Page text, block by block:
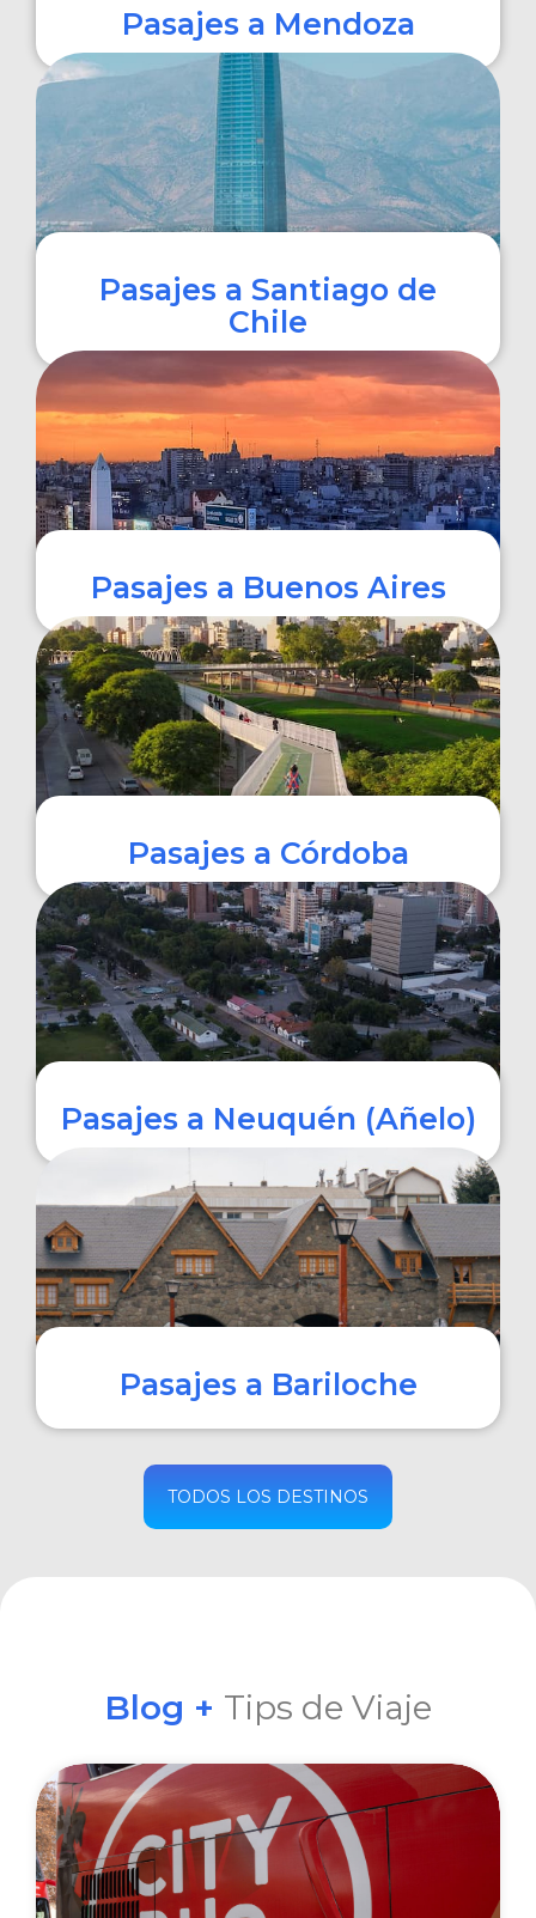
Pasajes a Mendoza
COMPRAR
Pasajes a Santiago de
Chile
Pasajes a Buenos Aires
COMPRAR
Pasajes a Córdoba
COMPRAR
Pasajes a Neuquén (Añelo)
COMPRAR
Pasajes a Bariloche
COMPRAR
TODOS LOS DESTINOS
Blog + Tips de Viaje